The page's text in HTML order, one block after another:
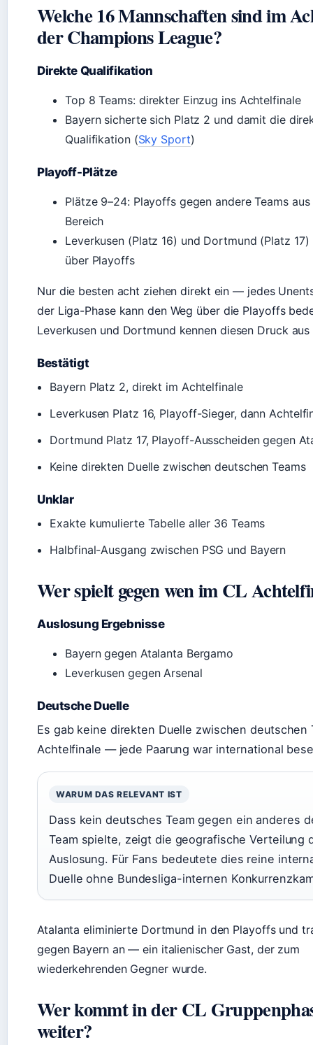
Welche 16 Mannschaften sind im
der Champions League?
Direkte Qualifikation
Top 8 Teams: direkter Einzug ins Achtelfinale
Bayern sicherte sich Platz 2 und damit die
Qualifikation (Sky Sport)
Playoff-Plätze
Plätze 9–24: Playoffs gegen andere Teams
Bereich
Leverkusen (Platz 16) und Dortmund (Platz 17)
über Playoffs
Nur die besten acht ziehen direkt ein — jedes
der Liga-Phase kann den Weg über die Playoffs
Leverkusen und Dortmund kennen diesen Druck
Bestätigt
Bayern Platz 2, direkt im Achtelfinale
Leverkusen Platz 16, Playoff-Sieger, dann
Dortmund Platz 17, Playoff-Ausscheiden gegen
Keine direkten Duelle zwischen deutschen Teams
Unklar
Exakte kumulierte Tabelle aller 36 Teams
Halbfinal-Ausgang zwischen PSG und Bayern
Wer spielt gegen wen im CL
Auslosung Ergebnisse
Bayern gegen Atalanta Bergamo
Leverkusen gegen Arsenal
Deutsche Duelle
Es gab keine direkten Duelle zwischen deutschen
Achtelfinale — jede Paarung war international
WARUM DAS RELEVANT IST
Dass kein deutsches Team gegen ein anderes
Team spielte, zeigt die geografische Verteilung
Auslosung. Für Fans bedeutete dies reine
Duelle ohne Bundesliga-internen
Atalanta eliminierte Dortmund in den Playoffs und
gegen Bayern an — ein italienischer Gast, der zum
wiederkehrenden Gegner wurde.
Wer kommt in der CL
weiter?